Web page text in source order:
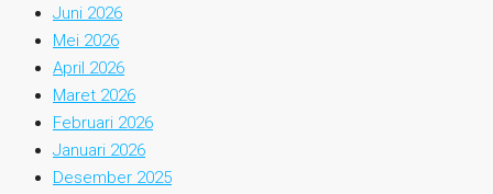
Juni 2026
Mei 2026
April 2026
Maret 2026
Februari 2026
Januari 2026
Desember 2025